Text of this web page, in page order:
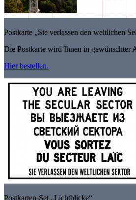
Postkarte „Sie verlassen den weltlichen
Die Postkarte wird Ihnen in gewünschter
Hier bestellen.
Postkarten-Set „Lichtblicke“